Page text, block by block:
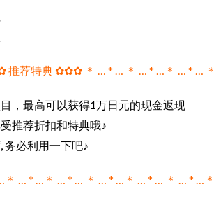
推荐特典 ✿✿✿ ＊ … * … ＊ … * …＊ … * … ＊
，最高可以获得1万日元的现金返现
推荐折扣和特典哦♪
务必利用一下吧♪
… * …＊ … * … ＊ … * …＊ … * … ＊ … * …＊